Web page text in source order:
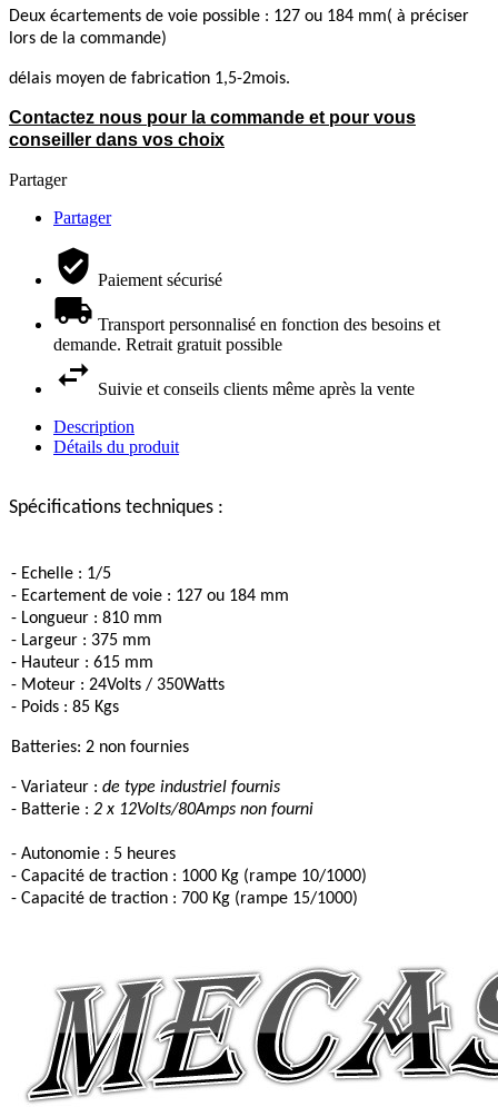
Deux écartements de voie possible : 127 ou 184 mm( à préciser
lors de la commande)
délais moyen de fabrication 1,5-2mois.
Contactez nous pour la commande et pour vous
conseiller dans vos choix
Partager
Partager
Paiement sécurisé
Transport personnalisé en fonction des besoins et
demande. Retrait gratuit possible
Suivie et conseils clients même après la vente
Description
Détails du produit
Spécifications techniques :
- Echelle : 1/5
- Ecartement de voie : 127 ou 184 mm
- Longueur : 810 mm
- Largeur : 375 mm
- Hauteur : 615 mm
- Moteur : 24Volts / 350Watts
- Poids : 85 Kgs
Batteries: 2 non fournies
- Variateur : de type industriel fournis
- Batterie : 2 x 12Volts/80Amps non fourni
- Autonomie : 5 heures
- Capacité de traction : 1000 Kg (rampe 10/1000)
- Capacité de traction : 700 Kg (rampe 15/1000)